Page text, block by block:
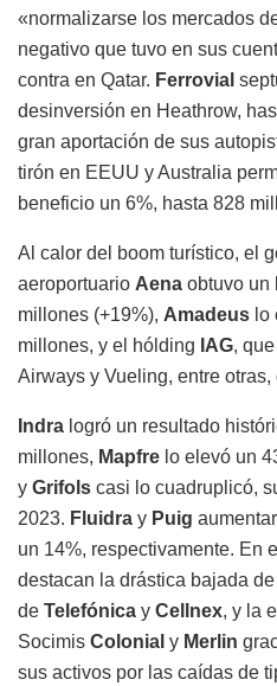
«normalizarse los mercados
negativo que tuvo en sus
contra en Qatar. Ferrovial
desinversión en Heathrow,
gran aportación de sus
tirón en EEUU y Australia
beneficio un 6%, hasta 828
Al calor del boom turístico, el
aeroportuario Aena obtuvo un
millones (+19%), Amadeus lo
millones, y el hólding IAG,
Airways y Vueling, entre
Indra logró un resultado
millones, Mapfre lo elevó un
y Grifols casi lo cuadruplicó,
2023. Fluidra y Puig
un 14%, respectivamente. En
destacan la drástica bajada
de Telefónica y Cellnex, y la
Socimis Colonial y Merlin
sus activos por las caídas de